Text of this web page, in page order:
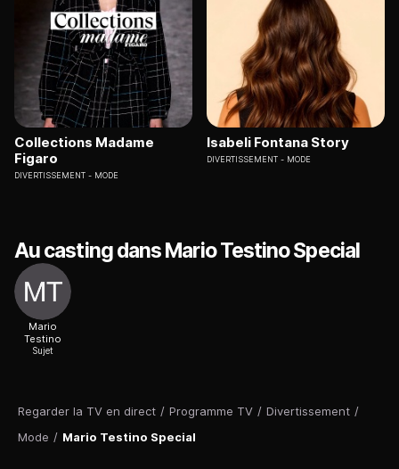
Regarder la TV en direct / Programme TV / Divertissement /
Mode / Mario Testino Special
Collections Madame
Figaro
DIVERTISSEMENT MODE
Isabeli Fontana Story
DIVERTISSEMENT MODE
Au casting dans Mario Testino Special
Mario
Testino
Sujet